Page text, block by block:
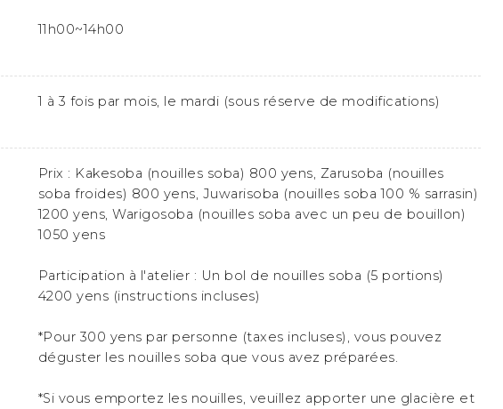
11h00~14h00
1 à 3 fois par mois, le mardi (sous réserve de modifications)
Prix : Kakesoba (nouilles soba) 800 yens, Zarusoba (nouilles
soba froides) 800 yens, Juwarisoba (nouilles soba 100 % sarrasin)
1200 yens, Warigosoba (nouilles soba avec un peu de bouillon)
1050 yens
Participation à l'atelier : Un bol de nouilles soba (5 portions)
4200 yens (instructions incluses)
*Pour 300 yens par personne (taxes incluses), vous pouvez
déguster les nouilles soba que vous avez préparées.
*Si vous emportez les nouilles, veuillez apporter une glacière et